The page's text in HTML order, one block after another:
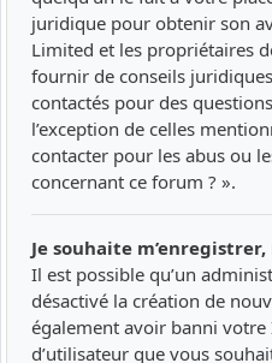
juridique pour obtenir son
Limited et les propriétaires
fournir de conseils
contactés pour des
l’exception de celles
contacter pour les abus ou
concernant ce forum ? ».
Je souhaite
Il est possible qu’un
désactivé la création de
également avoir banni
d’utilisateur que vous